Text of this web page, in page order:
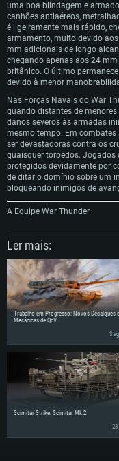
uma boa blindagem e
canhões antiaéreos,
é ligeiramente mais rápido,
armamento, muito devido
mm adicionais de longo
chegando apenas aos 24
britânico. O último
devido à menor
Nas Forças Navais do War
quando distantes de
danos severos às armadas
mesmo tempo. Em combates
ser devastadoras contra os
quaisquer torpedos. Jogados
protegidos devidamente por
de ditar o domínio sobre um
bloqueando inimigos de
A Equipe War Thunder
Ler mais:
Trabalho em Progresso: Novos Decalques e
Mecânicas de QdV
3
Scimitar Strike: Scimitar Mk.2
23